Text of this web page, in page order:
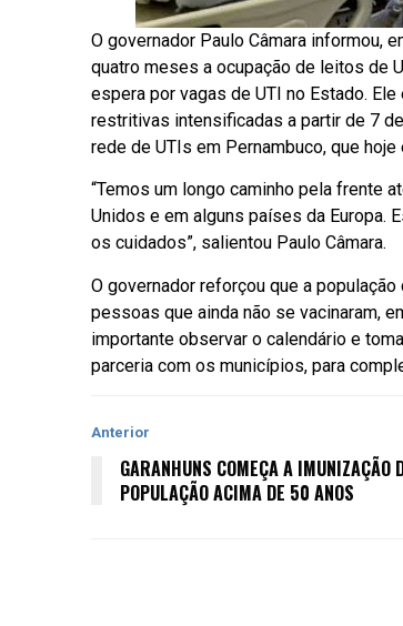
O governador Paulo Câmara informou,
quatro meses a ocupação de leitos de
espera por vagas de UTI no Estado.
restritivas intensificadas a partir de 7
rede de UTIs em Pernambuco, que
“Temos um longo caminho pela frente
Unidos e em alguns países da Europa.
os cuidados”, salientou Paulo Câmara.
O governador reforçou que a
pessoas que ainda não se vacinaram,
importante observar o calendário e
parceria com os municípios, para
Anterior
GARANHUNS COMEÇA A IMUNIZAÇÃO
POPULAÇÃO ACIMA DE 50 ANOS